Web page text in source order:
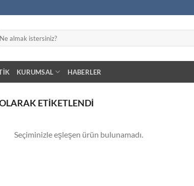
KURUMSAL HABERLER
ETIKETLENDI
Seçiminizle eşleşen ürün bulunamadı.